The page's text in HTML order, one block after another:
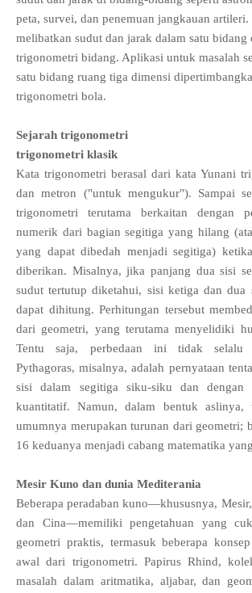
peta, survei, dan penemuan jangkauan artileri.
melibatkan sudut dan jarak dalam satu bidang
trigonometri bidang. Aplikasi untuk masalah
satu bidang ruang tiga dimensi
trigonometri bola.
Sejarah trigonometri
trigonometri klasik
Kata trigonometri berasal dari kata Yunani
dan metron ("untuk mengukur"). Sampai
trigonometri terutama berkaitan dengan
numerik dari bagian segitiga yang hilang
yang dapat dibedah menjadi segitiga)
diberikan. Misalnya, jika panjang dua sisi
sudut tertutup diketahui, sisi ketiga dan dua
dapat dihitung. Perhitungan tersebut
dari geometri, yang terutama menyelidiki
Tentu saja, perbedaan ini tidak selalu
Pythagoras, misalnya, adalah pernyataan
sisi dalam segitiga siku-siku dan dengan
kuantitatif. Namun, dalam bentuk aslinya,
umumnya merupakan turunan dari geometri;
16 keduanya menjadi cabang matematika
Mesir Kuno dan dunia Mediterania
Beberapa peradaban kuno—khususnya,
dan Cina—memiliki pengetahuan yang
geometri praktis, termasuk beberapa
awal dari trigonometri. Papirus Rhind,
masalah dalam aritmatika, aljabar, dan